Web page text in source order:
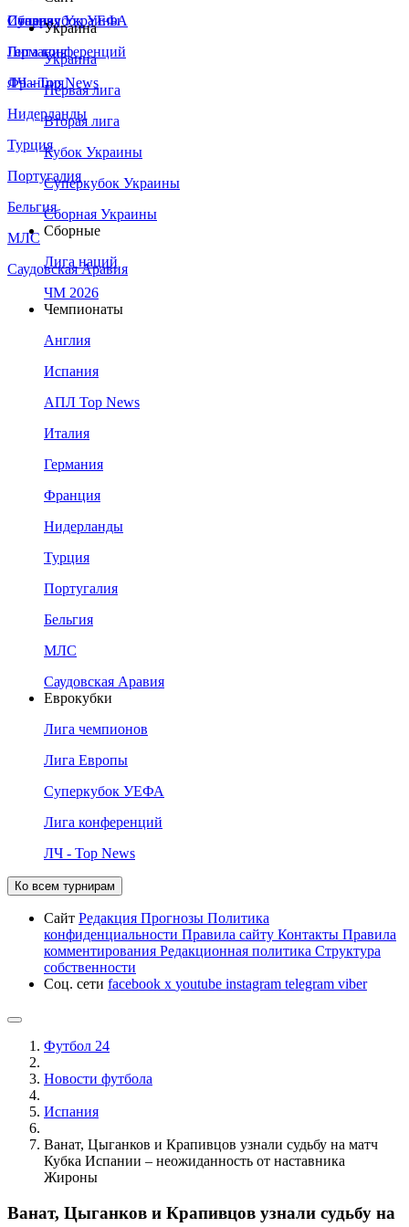
Сборная Украины
Италия
Германия
Франция
Нидерланды
Турция
Португалия
Бельгия
МЛС
Саудовская Аравия
Суперкубок УЕФА
Лига конференций
ЛЧ - Top News
Украина
Украина
Первая лига
Вторая лига
Кубок Украины
Суперкубок Украины
Сборная Украины
Сборные
Лига наций
ЧМ 2026
Чемпионаты
Англия
Испания
АПЛ Top News
Италия
Германия
Франция
Нидерланды
Турция
Португалия
Бельгия
МЛС
Саудовская Аравия
Еврокубки
Лига чемпионов
Лига Европы
Суперкубок УЕФА
Лига конференций
ЛЧ - Top News
Ко всем турнирам
Сайт Редакция Прогнозы Политика
конфиденциальности Правила сайту Контакты Правила
комментирования Редакционная политика Структура
собственности
Соц. сети facebook x youtube instagram telegram viber
Футбол 24
Новости футбола
Испания
Ванат, Цыганков и Крапивцов узнали судьбу на матч
Кубка Испании – неожиданность от наставника
Жироны
Ванат, Цыганков и Крапивцов узнали судьбу на